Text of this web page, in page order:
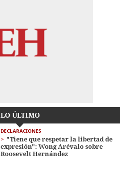
LO ÚLTIMO
DECLARACIONES
"Tiene que respetar la libertad de
expresión": Wong Arévalo sobre
Roosevelt Hernández